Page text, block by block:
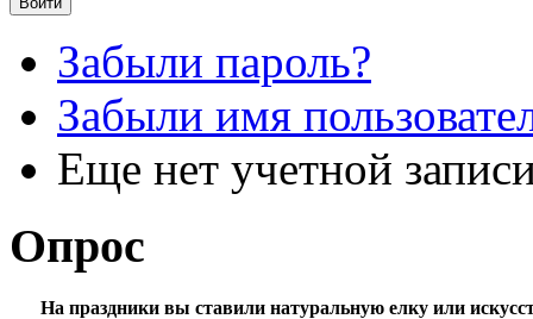
Забыли пароль?
Забыли имя
Еще нет учетной
Опрос
На праздники вы ставили натуральную елку или